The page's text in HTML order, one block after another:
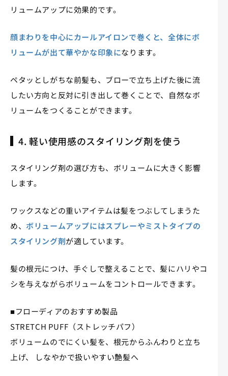
リュームアップに効果的です。
顔まわりを中心にカールアイロンで巻くと、全体にボ
リュームが出て華やかな印象になります。
ペタッとしがちな前髪も、ブローで立ち上げた後に流
したい方向と反対に引き出して巻くことで、自然なボ
リュームをつくることができます。
4. 軽い使用感のスタイリング剤を使う
スタイリング剤の選び方も、ボリュームに大きく影響
します。
ワックスなどの重いアイテムは髪をつぶしてしまうた
め、 ボリュームアップにはスプレーやミストタイプの
スタイリング剤が適しています。
髪の根元につけ、手ぐしで整えることで、髪にハリやコ
シを与えながらボリュームをコントロールできます。
■フローディアのおすすめ製品
STRETCH PUFF（ストレッチパフ）
ボリュームのでにくい髪を、根元からふんわりと立ち
上げ、 しなやかで扱いやすい艶髪へ